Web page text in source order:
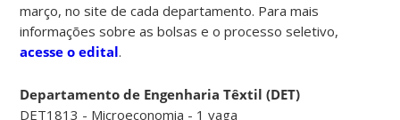
março, no site de cada departamento. Para mais
informações sobre as bolsas e o processo seletivo,
acesse o edital.
Departamento de Engenharia Têxtil (DET)
DET1813 - Microeconomia - 1 vaga